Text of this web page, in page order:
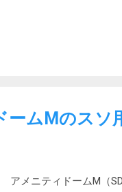
上です。 また、ふた
じて購入することに
ぼ確実に保冷力は高い
リーブ付き 材質：TPE
ームMのスソ
アメニティドームM（